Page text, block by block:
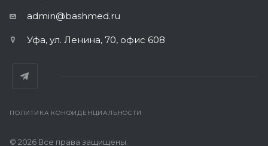
admin@bashmed.ru
Уфа, ул. Ленина, 70, офис 608
ПОЛИТИКА КОНФИДЕНЦИАЛЬНОСТИ
© 2026 Все права защищены.